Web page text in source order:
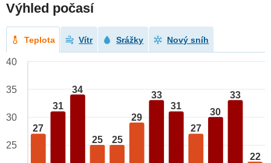
Výhled počasí
Teplota Vítr Srážky Nový sníh
27
31
34
25 25
29
33
31
27
30
33
22
40
35
30
25